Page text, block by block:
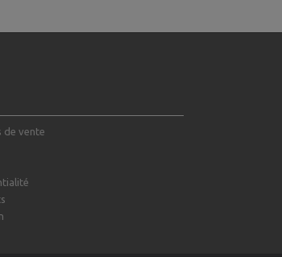
de vente